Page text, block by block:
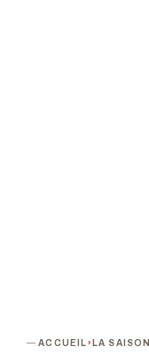
ACCUEIL› LA SAISON